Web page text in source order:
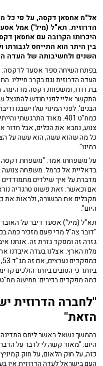
אל"מ אחסאן דקסה, על פי כל
הדרוזית. תא"ל (מיל') אמל
היכרותו הקרובה עם אחסאן
בין היתר הוא התייחס לגבורתו
השנים ולחשיבותה של העדה
בפתח השיחה ספד אסעד לדקסה:
העדה הדרוזית וגם בקרב
בת דודו, ומשפחת דקסה מדהימה.
התקשר אליי לפני חודש להתנצל
הבנים'. לפני המינוי שלו ישבנו
כמח"ט 401. מאוד התרגשתי
צנוע, נחבא את הכלים, אבל
כל מה שהוא עשה, הוא עשה על
במינו".
על משפחתו אמר: "משפחת דקסה
בדאליית אל כרמל. משפחה צנועה
מדברת על איך שילדים
אם וכאשר. זאת פשוט טרגדיה
מקבלים את הבשורה, ולראות את
היום".
תא"ל (מיל') אסעד דיבר על
"דובר צה"ל מדי פעם מזכיר כמה
גזרה זה ומפקד גזרת זה. אנחנו
מלח הארץ. אצלנו בעדה איבדנו
ביותר כי הטובים ביותר הולכים
כמה מפקדים בכירים: חמישה
"לחברה הדרוזית
הזאת"
בהמשך נשאל באשר ליחס המדינה
היום: "מאוד קשה לי לדבר על
כזה, על חוק הלאום, על חוק
העם בישראל לעדה הדרוזית אין